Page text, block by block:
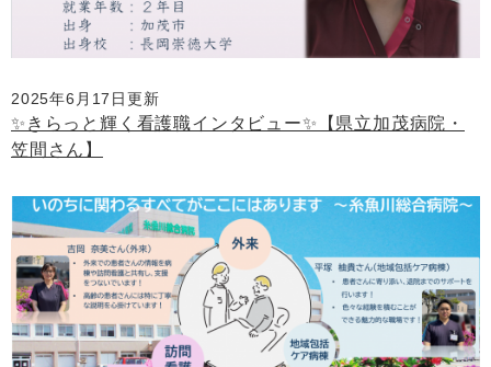
2025年6月17日更新
✨きらっと輝く看護職インタビュー✨【県立加茂病院・
笠間さん】